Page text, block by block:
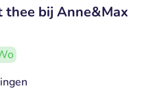
thee bij Anne&Max